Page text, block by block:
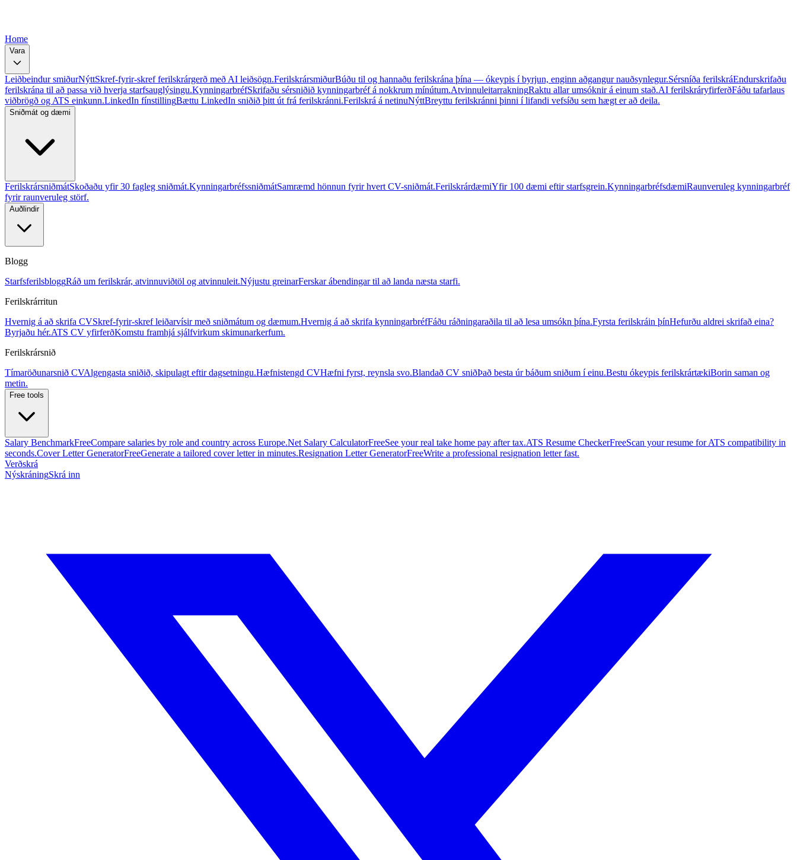
Home
Vara
Leiðbeindur smiðurNýttSkref-fyrir-skref ferilskrárgerð með AI leiðsögn.FerilskrársmiðurBúðu til og hannaðu ferilskrána þína — ókeypis í byrjun, enginn aðgangur nauðsynlegur.Sérsníða ferilskráEndurskrifaðu
ferilskrána til að passa við hverja starfsauglýsingu.KynningarbréfSkrifaðu sérsniðið kynningarbréf á nokkrum mínútum.AtvinnuleitarrakningRaktu allar umsóknir á einum stað.AI ferilskráryfirferðFáðu tafarlaus
viðbrögð og ATS einkunn.LinkedIn fínstillingBættu LinkedIn sniðið þitt út frá ferilskránni.Ferilskrá á netinuNýttBreyttu ferilskránni þinni í lifandi vefsíðu sem hægt er að deila.
Sniðmát og dæmi
FerilskrársniðmátSkoðaðu yfir 30 fagleg sniðmát.KynningarbréfssniðmátSamræmd hönnun fyrir hvert CV-sniðmát.FerilskrárdæmiYfir 100 dæmi eftir starfsgrein.KynningarbréfsdæmiRaunveruleg kynningarbréf
fyrir raunveruleg störf.
Auðlindir
Blogg
StarfsferilsbloggRáð um ferilskrár, atvinnuviðtöl og atvinnuleit.Nýjustu greinarFerskar ábendingar til að landa næsta starfi.
Ferilskrárritun
Hvernig á að skrifa CVSkref-fyrir-skref leiðarvísir með sniðmátum og dæmum.Hvernig á að skrifa kynningarbréfFáðu ráðningaraðila til að lesa umsókn þína.Fyrsta ferilskráin þínHefurðu aldrei skrifað eina?
Byrjaðu hér.ATS CV yfirferðKomstu framhjá sjálfvirkum skimunarkerfum.
Ferilskrársnið
Tímaröðunarsnið CVAlgengasta sniðið, skipulagt eftir dagsetningu.Hæfnistengd CVHæfni fyrst, reynsla svo.Blandað CV sniðÞað besta úr báðum sniðum í einu.Bestu ókeypis ferilskrártækiBorin saman og
metin.
Free tools
Salary BenchmarkFreeCompare salaries by role and country across Europe.Net Salary CalculatorFreeSee your real take home pay after tax.ATS Resume CheckerFreeScan your resume for ATS compatibility in
seconds.Cover Letter GeneratorFreeGenerate a tailored cover letter in minutes.Resignation Letter GeneratorFreeWrite a professional resignation letter fast.
Verðskrá
NýskráningSkrá inn